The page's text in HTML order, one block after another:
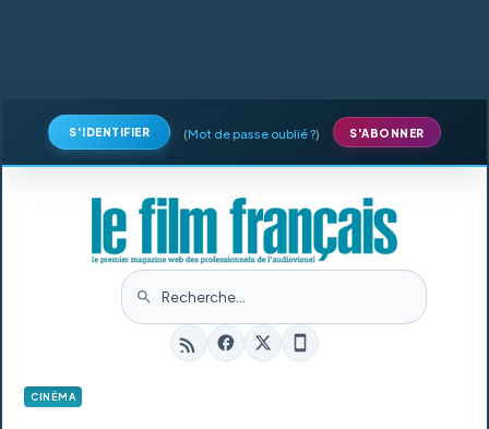
S'IDENTIFIER (Mot de passe oublié ?) S'ABONNER
CINÉMA